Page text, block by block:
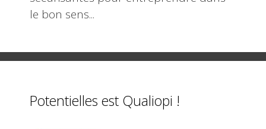
le bon sens...
Potentielles est Qualiopi !